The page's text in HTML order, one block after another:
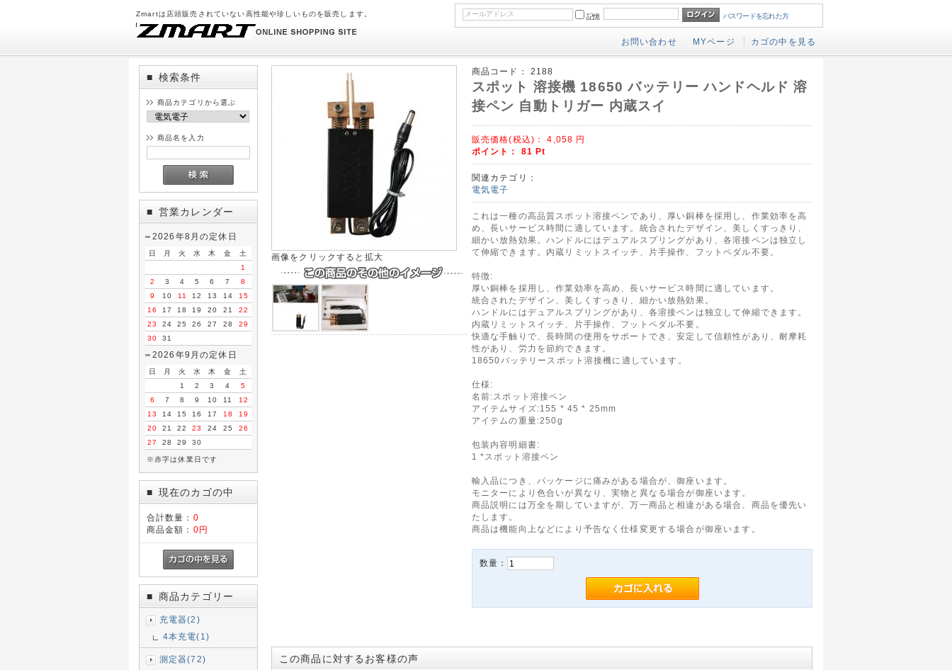
Zmartは店頭販売されていない高性能や珍しいものを販売します。 記憶 パスワードを忘れた方
お問い合わせ MYページ カゴの中を見る
■ 検索条件
商品カテゴリから選ぶ
商品名を入力
■ 営業カレンダー
2026年8月の定休日
日 月 火 水 木 金
土
1
2
3 4 5 6 7
8
9
10 11 12 13 14
15
16
17 18 19 20 21
22
23
24 25 26 27 28
29
30
31
2026年9月の定休日
日 月 火 水 木 金
土
1
2 3 4
5
6
7 8 9 10 11
12
13
14 15 16 17 18
19
20
21 22 23 24 25
26
27
28 29 30
※赤字は休業日です
■ 現在のカゴの中
合計数量： 0
商品金額： 0円
■ 商品カテゴリー
充電器(2)
4本充電(1)
測定器(72)
画像をクリックすると拡大
商品コード： 2188
スポット 溶接機 18650 バッテリー ハンドヘルド 溶
接ペン 自動トリガー 内蔵スイ
販売価格(税込)：4,058 円
ポイント： 81Pt
関連カテゴリ：
電気電子
これは一種の高品質スポット溶接ペンであり、厚い銅棒を採用し、作業効率を高
め、長いサービス時間に適しています。統合されたデザイン、美しくすっきり、
細かい放熱効果。ハンドルにはデュアルスプリングがあり、各溶接ペンは独立し
て伸縮できます。内蔵リミットスイッチ、片手操作、フットペダル不要。
特徴:
厚い銅棒を採用し、作業効率を高め、長いサービス時間に適しています。
統合されたデザイン、美しくすっきり、細かい放熱効果。
ハンドルにはデュアルスプリングがあり、各溶接ペンは独立して伸縮できます。
内蔵リミットスイッチ、片手操作、フットペダル不要。
快適な手触りで、長時間の使用をサポートでき、安定して信頼性があり、耐摩耗
性があり、労力を節約できます。
18650バッテリースポット溶接機に適しています。
仕様:
名前:スポット溶接ペン
アイテムサイズ:155 * 45 * 25mm
アイテムの重量:250g
包装内容明細書:
1 *スポット溶接ペン
輸入品につき、パッケージに痛みがある場合が、御座います。
モニターにより色合いが異なり、実物と異なる場合が御座います。
商品説明には万全を期していますが、万一商品と相違がある場合、商品を優先い
たします。
商品は機能向上などにより予告なく仕様変更する場合が御座います。
数量：
この商品に対するお客様の声